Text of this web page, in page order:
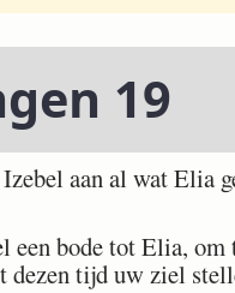
19
aan al wat Elia
een bode tot Elia, om
dezen tijd uw ziel